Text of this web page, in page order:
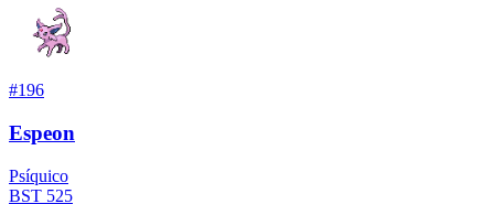
#196
Espeon
Psíquico
BST 525